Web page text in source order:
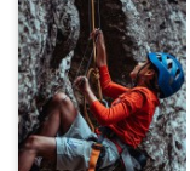
PROMOCJA